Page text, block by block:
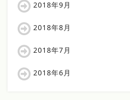
2018年9月
2018年8月
2018年7月
2018年6月